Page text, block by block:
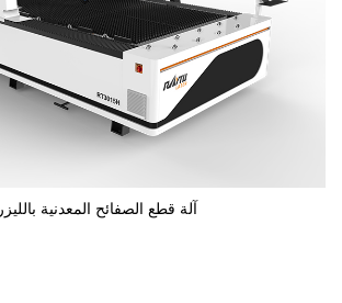
آلة قطع الصفائح المعدنية بالليزر